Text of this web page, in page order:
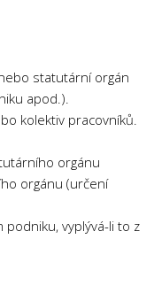
statutární orgán
apod.).
kolektiv pracovníků.
orgánu
orgánu (určení
vyplývá-li to z